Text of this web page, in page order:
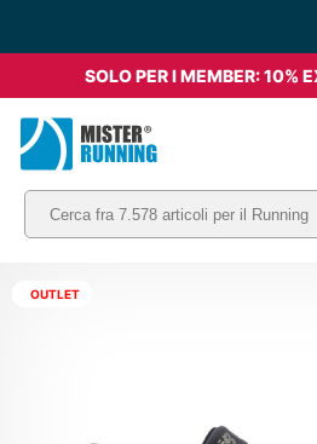
SOLO PER I MEMBER: 10%
OUTLET